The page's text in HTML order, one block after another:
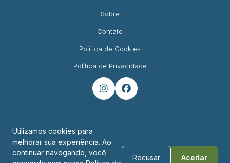
Sobre
Contato
Política de Cookies
Política de Privacidade
 
Endereço
Utilizamos cookies para
melhorar sua experiência. Ao
continuar navegando, você
Recusar Aceitar